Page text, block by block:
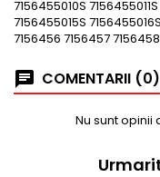
7156455010S
7156455015S
7156456 7156457
COMENTARII (0)
Nu sunt opinii